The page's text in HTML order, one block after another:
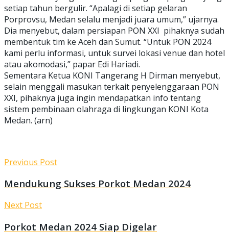
setiap tahun bergulir. “Apalagi di setiap gelaran
Porprovsu, Medan selalu menjadi juara umum,” ujarnya.
Dia menyebut, dalam persiapan PON XXI pihaknya sudah
membentuk tim ke Aceh dan Sumut. “Untuk PON 2024
kami perlu informasi, untuk survei lokasi venue dan hotel
atau akomodasi,” papar Edi Hariadi.
Sementara Ketua KONI Tangerang H Dirman menyebut,
selain menggali masukan terkait penyelenggaraan PON
XXI, pihaknya juga ingin mendapatkan info tentang
sistem pembinaan olahraga di lingkungan KONI Kota
Medan. (arn)
Previous Post
Mendukung Sukses Porkot Medan 2024
Next Post
Porkot Medan 2024 Siap Digelar